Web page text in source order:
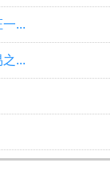
...
...